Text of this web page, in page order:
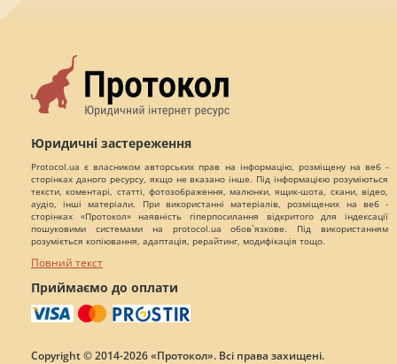
Юридичні застереження
Protocol.ua є власником авторських прав на інформацію, розміщену на веб -
сторінках даного ресурсу, якщо не вказано інше. Під інформацією розуміються
тексти, коментарі, статті, фотозображення, малюнки, ящик-шота, скани, відео,
аудіо, інші матеріали. При використанні матеріалів, розміщених на веб -
сторінках «Протокол» наявність гіперпосилання відкритого для індексації
пошуковими системами на protocol.ua обов`язкове. Під використанням
розуміється копіювання, адаптація, рерайтинг, модифікація тощо.
Повний текст
Приймаємо до оплати
Copyright © 2014-2026 «Протокол». Всі права захищені.